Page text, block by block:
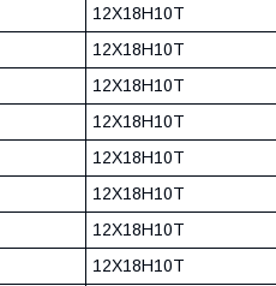
12Х18Н10Т
12Х18Н10Т
12Х18Н10Т
12Х18Н10Т
12Х18Н10Т
12Х18Н10Т
12Х18Н10Т
12Х18Н10Т